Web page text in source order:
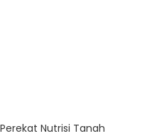
Perekat Nutrisi Tanah